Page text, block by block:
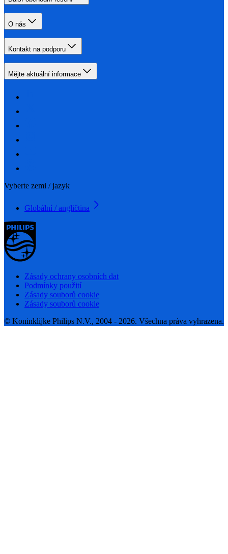
O nás
Kontakt na podporu
Mějte aktuální informace
Vyberte zemi / jazyk
Globální / angličtina
Zásady ochrany osobních dat
Podmínky použití
Zásady souborů cookie
Zásady souborů cookie
© Koninklijke Philips N.V., 2004 - 2026. Všechna práva vyhrazena.